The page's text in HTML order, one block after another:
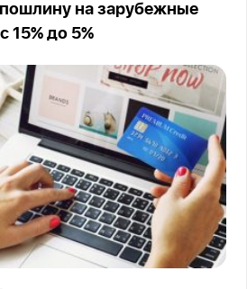
пошлину на зарубежные
15% до 5%